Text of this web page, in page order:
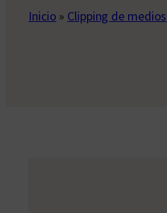
Inicio » Clipping de medios